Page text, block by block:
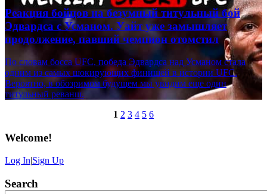
Реакция бойцов на безумный титульный бой
Эдвардса с Усманом. Уайт уже замышляет
продолжение, павший чемпион отомстил
По словам босса UFC, победа Эдвардса над Усманом стала
одним из самых шокирующих финишей в истории UFC.
Вероятно, в обозримом будущем мы увидим еще один
титульный реванш.
1 2 3 4 5 6
Welcome!
Log In|Sign Up
Search